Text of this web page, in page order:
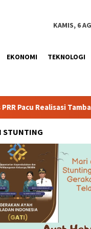
KAMIS, 6
EKONOMI TEKNOLOGI
Tambahan TKD
STUNTING